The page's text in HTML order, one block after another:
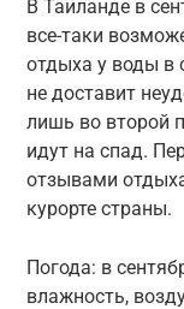
В Таиланде в
все-таки
отдыха у воды в
не доставит
лишь во второй
идут на спад.
отзывами
курорте страны.
Погода: в
влажность,